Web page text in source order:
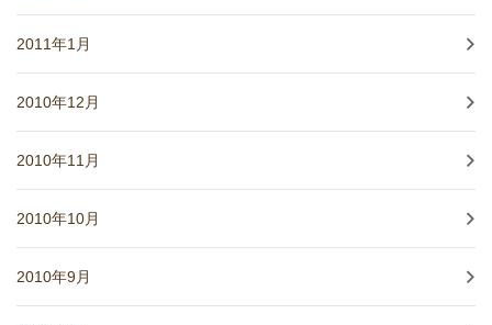
2011年1月
2010年12月
2010年11月
2010年10月
2010年9月